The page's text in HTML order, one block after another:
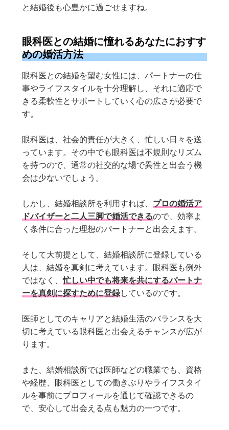
と結婚後も心豊かに過ごせますね。
眼科医との結婚に憧れるあなたにおすす
めの婚活方法
眼科医との結婚を望む女性には、パートナーの仕
事やライフスタイルを十分理解し、それに適応で
きる柔軟性とサポートしていく心の広さが必要で
す。
眼科医は、社会的責任が大きく、忙しい日々を送
っています。その中でも眼科医は不規則なリズム
を持つので、通常の社交的な場で異性と出会う機
会は少ないでしょう。
しかし、結婚相談所を利用すれば、 プロの婚活ア
ドバイザーと二人三脚で婚活できるので、効率よ
く条件に合った理想のパートナーと出会えます。
そして大前提として、結婚相談所に登録している
人は、結婚を真剣に考えています。眼科医も例外
ではなく、忙しい中でも将来を共にするパートナ
ーを真剣に探すために登録しているのです。
医師としてのキャリアと結婚生活のバランスを大
切に考えている眼科医と出会えるチャンスが広が
ります。
また、結婚相談所では医師などの職業でも、資格
や経歴、眼科医としての働きぶりやライフスタイ
ルを事前にプロフィールを通じて確認できるの
で、安心して出会える点も魅力の一つです。